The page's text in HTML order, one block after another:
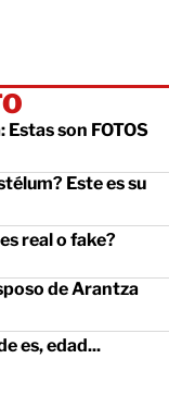
son FOTOS
Este es su
real o fake?
de Arantza
es, edad...